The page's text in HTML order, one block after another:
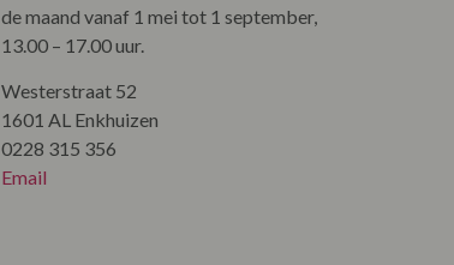
de maand vanaf 1 mei tot 1 september,
13.00 – 17.00 uur.
Westerstraat 52
1601 AL Enkhuizen
0228 315 356
Email